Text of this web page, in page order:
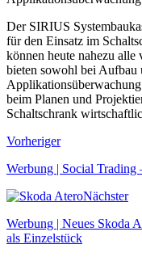
Der SIRIUS
für den Einsatz im
können heute nahezu alle
bieten sowohl bei Aufbau
beim Planen und
Schaltschrank
Vorheriger
Werbung | Social Trading
Nächster
Werbung | Neues Skoda
als Einzelstück